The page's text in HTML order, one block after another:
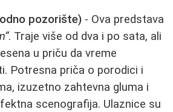
pozorište) - Ova predstava
. Traje više od dva i po sata, ali
u priču da vreme
Potresna priča o porodici i
izuzetno zahtevna gluma i
scenografija. Ulaznice su